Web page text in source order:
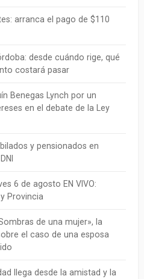
arranca el pago de $110
desde cuándo rige, qué
costará pasar
Benegas Lynch por un
en el debate de la Ley
y pensionados en
6 de agosto EN VIVO:
Provincia
de una mujer», la
el caso de una esposa
llega desde la amistad y la